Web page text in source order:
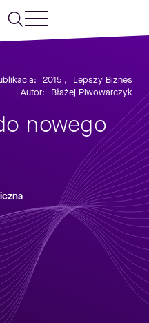
2015 ,
Lepszy Biznes
| Autor:
Błażej Piwowarczyk
nowego